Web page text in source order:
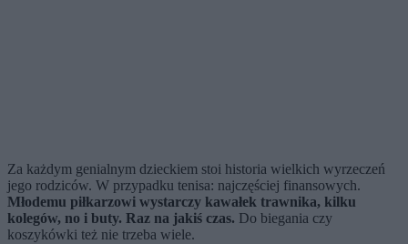
Za każdym genialnym dzieckiem stoi historia wielkich wyrzeczeń
jego rodziców. W przypadku tenisa: najczęściej finansowych.
Młodemu piłkarzowi wystarczy kawałek trawnika, kilku
kolegów, no i buty. Raz na jakiś czas. Do biegania czy
koszykówki też nie trzeba wiele.